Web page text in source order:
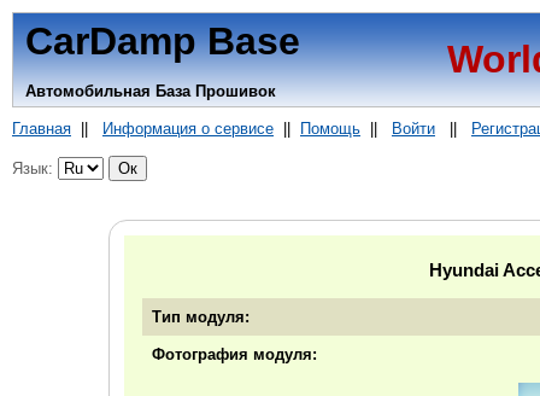
CarDamp Base
Автомобильная База Прошивок
Главная|| Информация о сервисе|| Помощь|| Войти||
Язык:
Hyundai
Тип модуля:
Фотография модуля: